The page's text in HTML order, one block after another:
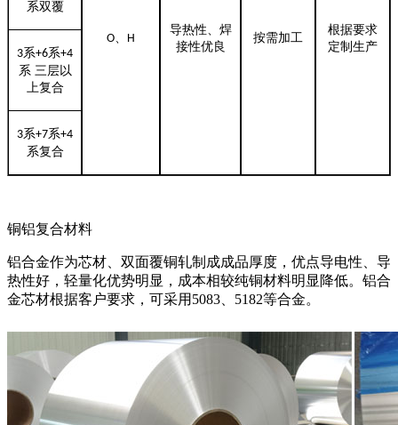
O、 H
导热性、焊
接性优良
按需加工
根据要求
定制生产
系双覆
3系+6系+4
系 三层以
上复合
3系+7系+4
系复合
铜铝复合材料
铝合金作为芯材、双面覆铜轧制成成品厚度，优点导电性、导
热性好，轻量化优势明显，成本相较纯铜材料明显降低。铝合
金芯材根据客户要求，可采用5083、5182等合金。